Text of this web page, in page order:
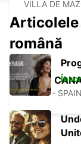
VILLA DE
GRAN
TELDE - SPAIN
Articolele
română